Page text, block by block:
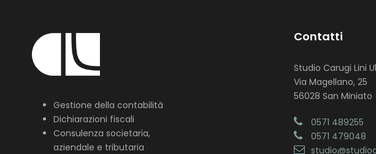
Gestione della contabilità
Dichiarazioni fiscali
Consulenza societaria,
aziendale e tributaria
Contatti
Studio Carugi Lini
Via Magellano, 25
56028 San Miniato
0571 489255
0571 479048